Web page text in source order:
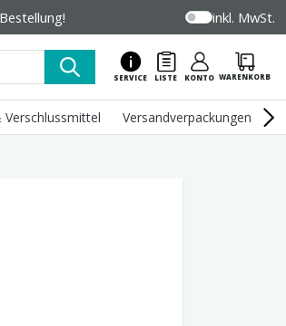
inkl. MwSt.
SERVICE LISTE KONTO WARENKORB
Verschlussmittel Versandverpackungen